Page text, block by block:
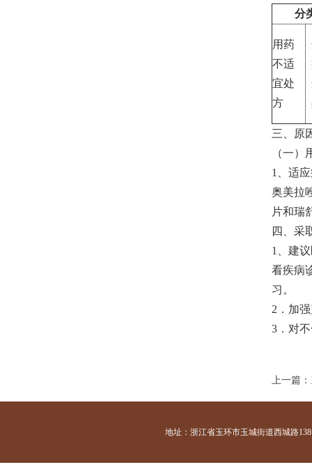
分
用药
不适
宜处
方
三、原
（一）
1、适
奥美拉
片和瑞
四、采
1、建
看疾病
习。
2．加
3．对
上一篇：
地址：浙江省玉环市玉城街道西城路